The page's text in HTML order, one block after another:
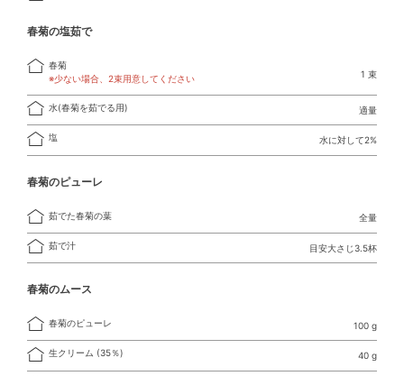
春菊の塩茹で
春菊
※少ない場合、2束用意してください
1 束
水(春菊を茹でる用) 適量
塩 水に対して2%
春菊のピューレ
茹でた春菊の葉 全量
茹で汁 目安大さじ3.5杯
春菊のムース
春菊のピューレ 100 g
生クリーム (35％) 40 g